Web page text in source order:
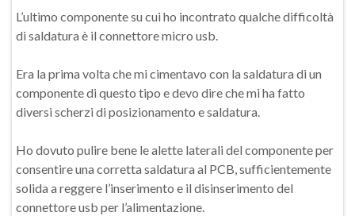
L’ultimo componente su cui ho incontrato qualche difficoltà
di saldatura è il connettore micro usb.
Era la prima volta che mi cimentavo con la saldatura di un
componente di questo tipo e devo dire che mi ha fatto
diversi scherzi di posizionamento e saldatura.
Ho dovuto pulire bene le alette laterali del componente per
consentire una corretta saldatura al PCB, sufficientemente
solida a reggere l’inserimento e il disinserimento del
connettore usb per l’alimentazione.